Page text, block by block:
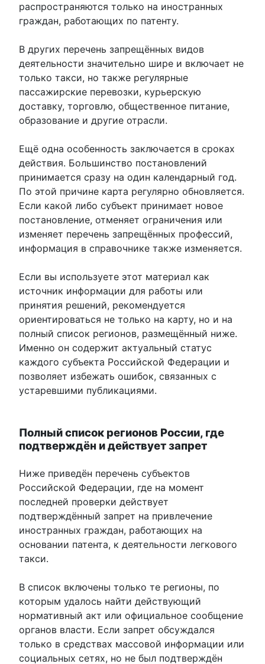
распространяются только на иностранных
граждан, работающих по патенту.
В других перечень запрещённых видов
деятельности значительно шире и включает не
только такси, но также регулярные
пассажирские перевозки, курьерскую
доставку, торговлю, общественное питание,
образование и другие отрасли.
Ещё одна особенность заключается в сроках
действия. Большинство постановлений
принимается сразу на один календарный год.
По этой причине карта регулярно обновляется.
Если какой либо субъект принимает новое
постановление, отменяет ограничения или
изменяет перечень запрещённых профессий,
информация в справочнике также изменяется.
Если вы используете этот материал как
источник информации для работы или
принятия решений, рекомендуется
ориентироваться не только на карту, но и на
полный список регионов, размещённый ниже.
Именно он содержит актуальный статус
каждого субъекта Российской Федерации и
позволяет избежать ошибок, связанных с
устаревшими публикациями.
Полный список регионов России, где
подтверждён и действует запрет
Ниже приведён перечень субъектов
Российской Федерации, где на момент
последней проверки действует
подтверждённый запрет на привлечение
иностранных граждан, работающих на
основании патента, к деятельности легкового
такси.
В список включены только те регионы, по
которым удалось найти действующий
нормативный акт или официальное сообщение
органов власти. Если запрет обсуждался
только в средствах массовой информации или
социальных сетях, но не был подтверждён